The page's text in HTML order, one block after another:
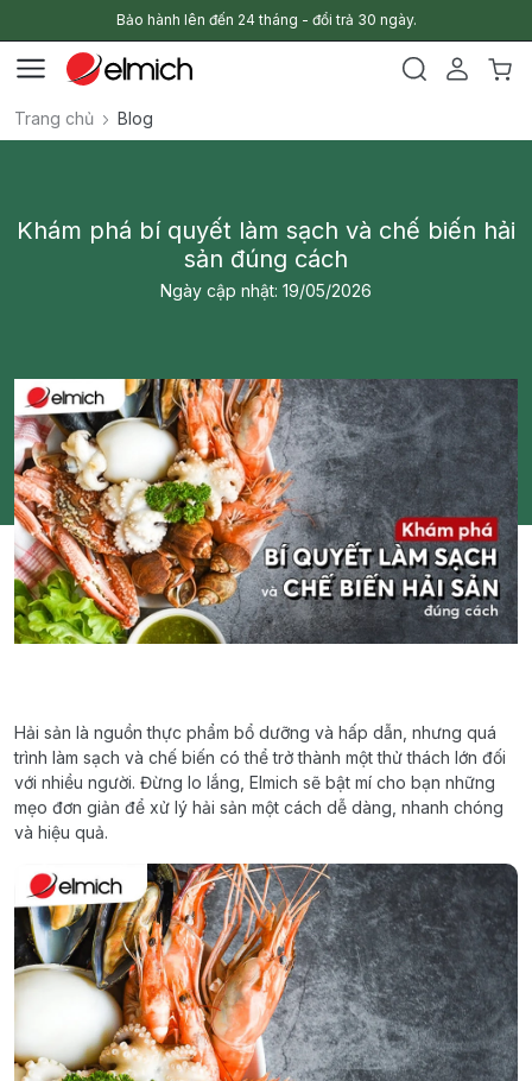
Bảo hành lên đến 24 tháng - đổi trả 30 ngày.
Trang chủ Blog
Khám phá bí quyết làm sạch và chế biến hải
sản đúng cách
Ngày cập nhật: 19/05/2026
Hải sản là nguồn thực phẩm bổ dưỡng và hấp dẫn, nhưng quá
trình làm sạch và chế biến có thể trở thành một thử thách lớn đối
với nhiều người. Đừng lo lắng, Elmich sẽ bật mí cho bạn những
mẹo đơn giản để xử lý hải sản một cách dễ dàng, nhanh chóng
và hiệu quả.